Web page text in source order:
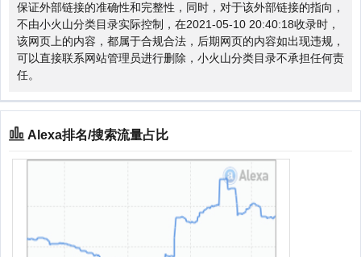
保证外部链接的准确性和完整性，同时，对于该外部链接的指向，
不由小火山分类目录实际控制，在2021-05-10 20:40:18收录时，
该网页上的内容，都属于合规合法，后期网页的内容如出现违规，
可以直接联系网站管理员进行删除，小火山分类目录不承担任何责
任。
Alexa排名/搜索流量占比